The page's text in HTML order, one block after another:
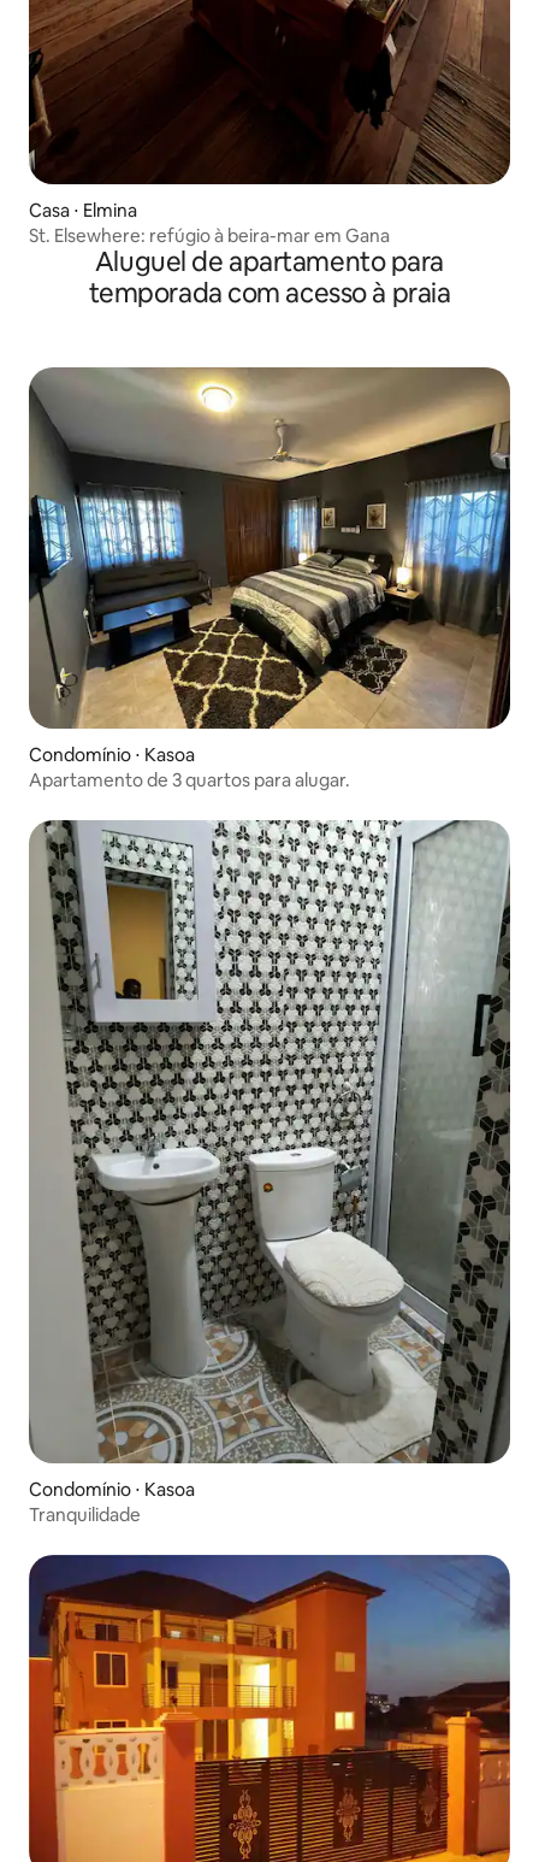
Casa ⋅ Elmina
St. Elsewhere: refúgio à beira-mar em Gana
Aluguel de apartamento para
temporada com acesso à praia
Condomínio ⋅ Kasoa
Apartamento de 3 quartos para alugar.
Condomínio ⋅ Kasoa
Tranquilidade